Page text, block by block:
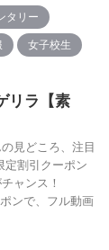
タリー
女子校生
リラ【素
見どころ、注目
定割引クーポン
ャンス！
ンで、フル動画